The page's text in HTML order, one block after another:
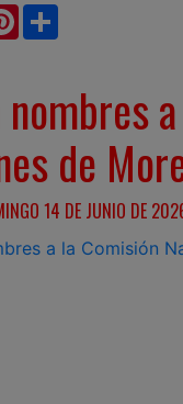
Pinterest
nombres
de
14 DE JUNIO DE